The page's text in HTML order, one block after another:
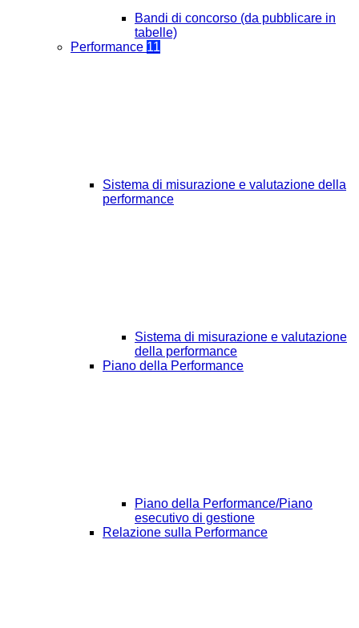
Bandi di concorso (da pubblicare in
tabelle)
Performance 11
Sistema di misurazione e valutazione della
performance
Sistema di misurazione e valutazione
della performance
Piano della Performance
Piano della Performance/Piano
esecutivo di gestione
Relazione sulla Performance